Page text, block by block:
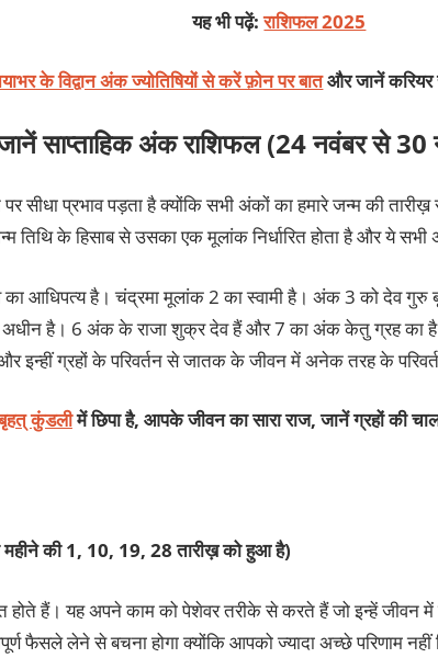
यह भी पढ़ें:राशिफल 2025
के विद्वान अंक ज्योतिषियों से करें फ़ोन पर बातऔर जानें करियर
साप्ताहिक अंक राशिफल (24 नवंबर से
सीधा प्रभाव पड़ता है क्योंकि सभी अंकों का हमारे जन्म की
तिथि के हिसाब से उसका एक मूलांक निर्धारित होता है और ये
आधिपत्य है। चंद्रमा मूलांक 2 का स्वामी है। अंक 3 को देव गुरु
है। 6 अंक के राजा शुक्र देव हैं और 7 का अंक केतु ग्रह का है।
ग्रहों के परिवर्तन से जातक के जीवन में अनेक तरह के
कुंडलीमें छिपा है, आपके जीवन का सारा राज, जानें ग्रहों की
की 1, 10, 19, 28 तारीख़ को हुआ है)
हैं। यह अपने काम को पेशेवर तरीके से करते हैं जो इन्हें जीवन में
फैसले लेने से बचना होगा क्योंकि आपको ज्यादा अच्छे परिणाम